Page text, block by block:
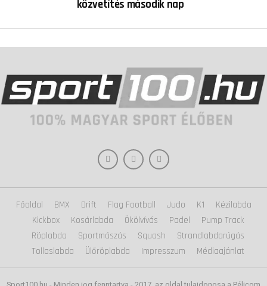
közvetítés második nap
Főoldal BMX Drift Flag Football Judo K1
Kézilabda
Kickbox
Kosárlabda Ökölvívás Padel
Pump Track
Röplabda
Sportmászás Squash
Strandlabdarúgás
Tollaslabda
Ülőröplabda Impresszum Médiaajánlat